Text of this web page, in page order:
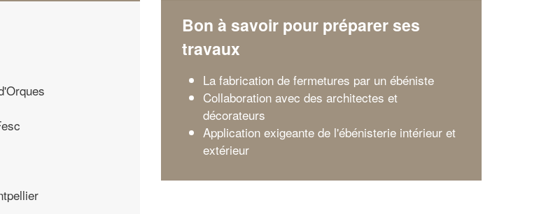
Bon à savoir pour préparer ses
travaux
La fabrication de fermetures par un ébéniste
Collaboration avec des architectes et
décorateurs
Application exigeante de l'ébénisterie intérieur et
extérieur
En savoir plus